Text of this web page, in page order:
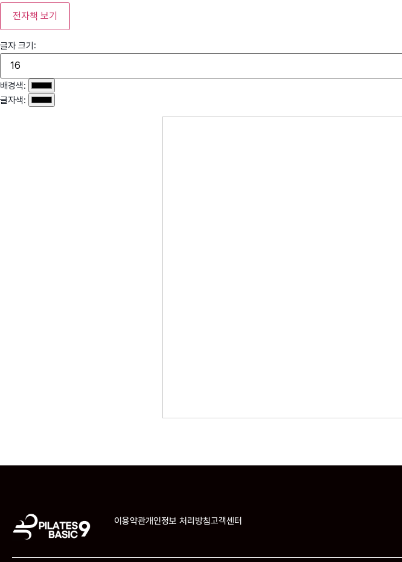
전자책 보기
글자 크기:
배경색:
글자색:
이용약관개인정보 처리방침고객센터